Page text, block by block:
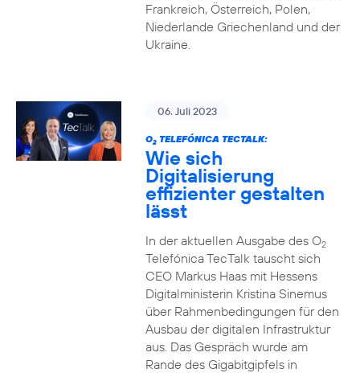
Frankreich, Österreich, Polen,
Niederlande Griechenland und der
Ukraine.
06. Juli 2023
O2TELEFÓNICA TECTALK:
Wie sich
Digitalisierung
effizienter gestalten
lässt
In der aktuellen Ausgabe des O2
Telefónica TecTalk tauscht sich
CEO Markus Haas mit Hessens
Digitalministerin Kristina Sinemus
über Rahmenbedingungen für den
Ausbau der digitalen Infrastruktur
aus. Das Gespräch wurde am
Rande des Gigabitgipfels in